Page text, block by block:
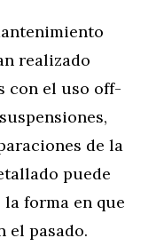
realizado
con el uso off-
de la
puede
forma en que
el pasado.